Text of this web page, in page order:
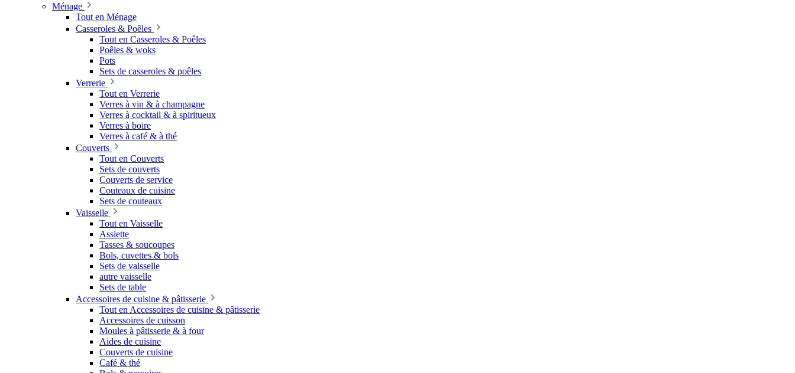
Ménage
Tout en Ménage
Casseroles & Poêles
Tout en Casseroles & Poêles
Poêles & woks
Pots
Sets de casseroles & poêles
Verrerie
Tout en Verrerie
Verres à vin & à champagne
Verres à cocktail & à spiritueux
Verres à boire
Verres à café & à thé
Couverts
Tout en Couverts
Sets de couverts
Couverts de service
Couteaux de cuisine
Sets de couteaux
Vaisselle
Tout en Vaisselle
Assiette
Tasses & soucoupes
Bols, cuvettes & bols
Sets de vaisselle
autre vaisselle
Sets de table
Accessoires de cuisine & pâtisserie
Tout en Accessoires de cuisine & pâtisserie
Accessoires de cuisson
Moules à pâtisserie & à four
Aides de cuisine
Couverts de cuisine
Café & thé